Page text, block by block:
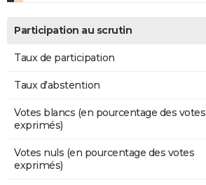
Participation au scrutin
Taux de participation
Taux d'abstention
Votes blancs (en pourcentage des votes
exprimés)
Votes nuls (en pourcentage des votes
exprimés)